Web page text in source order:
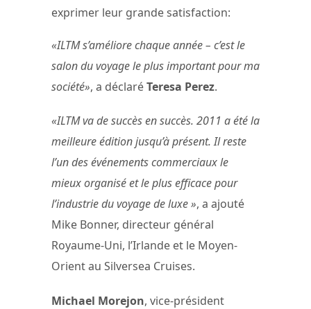
exprimer leur grande satisfaction:
«ILTM s’améliore chaque année – c’est le
salon du voyage le plus important pour ma
société», a déclaréTeresa Perez.
«ILTM va de succès en succès. 2011 a été la
meilleure édition jusqu’à présent. Il reste
l’un des événements commerciaux le
mieux organisé et le plus efficace pour
l’industrie du voyage de luxe », a ajouté
Mike Bonner, directeur général
Royaume-Uni, l’Irlande et le Moyen-
Orient au Silversea Cruises.
Michael Morejon, vice-président